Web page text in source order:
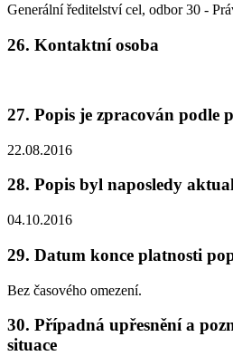
Generální ředitelství cel, odbor 30 -
26. Kontaktní osoba
27. Popis je zpracován podle
22.08.2016
28. Popis byl naposledy
04.10.2016
29. Datum konce platnosti
Bez časového omezení.
30. Případná upřesnění a
situace